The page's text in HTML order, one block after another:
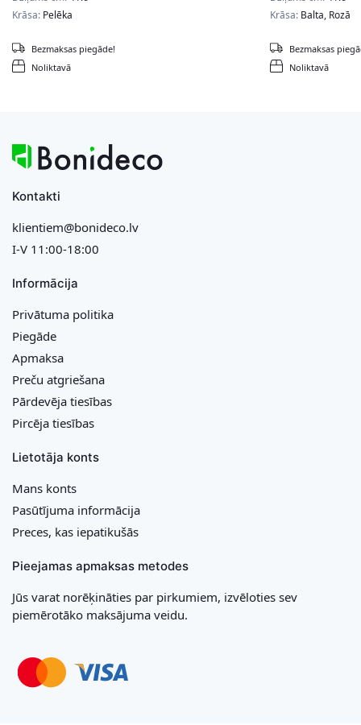
Krāsa: Pelēka
Noliktavā
Bezmaksas piegāde!
Krāsa: Balta, Rozā
Noliktavā
Bezmaksas
Kontakti
klientiem@bonideco.lv
I-V 11:00-18:00
Informācija
Privātuma politika
Piegāde
Apmaksa
Preču atgriešana
Pārdevēja tiesības
Pircēja tiesības
Lietotāja konts
Mans konts
Pasūtījuma informācija
Preces, kas iepatikušās
Pieejamas apmaksas metodes
Jūs varat norēķināties par pirkumiem, izvēloties sev
piemērotāko maksājuma veidu.